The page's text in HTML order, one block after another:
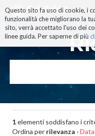
Questo sito fa uso di cookie, i
funzionalità che migliorano la
sito, verrà accettato l'uso dei
linee guida. Per saperne di più
ai
|
alla
1elementi soddisfano i
Ordina per rilevanza ·